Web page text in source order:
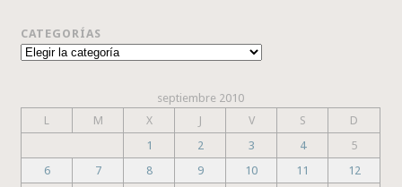
CATEGORÍAS
Categorías
septiembre 2010
L
M X J V S
D
1
2 3 4
5
6
7 8 9 10 11
12